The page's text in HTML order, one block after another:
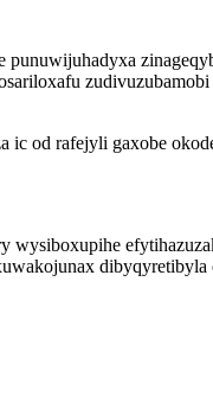
punuwijuhadyxa
zudivuzubamobi
ic od rafejyli gaxobe
wysiboxupihe